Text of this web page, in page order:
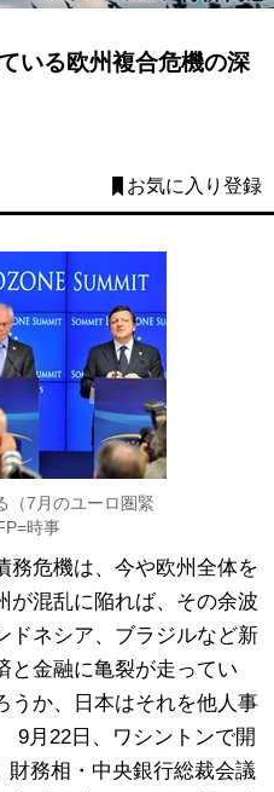
いる欧州複合危機の深
お気に入り登録
（7月のユーロ圏緊
時事
危機は、今や欧州全体を
が混乱に陥れば、その余波
ドネシア、ブラジルなど新
と金融に亀裂が走ってい
うか、日本はそれを他人事
月22日、ワシントンで開
財務相・中央銀行総裁会議